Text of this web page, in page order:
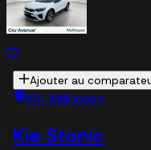
Ajouter au
KIA Mulhouse
Kia Stonic